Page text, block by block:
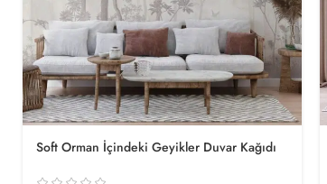
Soft Orman İçindeki Geyikler Duvar Kağıdı